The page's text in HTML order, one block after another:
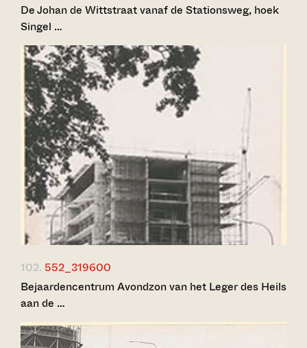
De Johan de Wittstraat vanaf de Stationsweg, hoek
Singel …
102. 552_319600
Bejaardencentrum Avondzon van het Leger des Heils
aan de …